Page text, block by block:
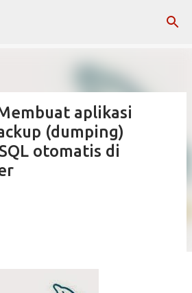
to main content
aplikasi
(dumping)
otomatis di